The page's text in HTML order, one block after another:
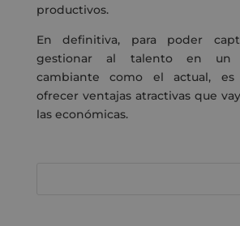
productivos.
En definitiva, para poder
gestionar al talento en un
cambiante como el actual, es
ofrecer ventajas atractivas que
las económicas.